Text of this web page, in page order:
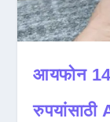
आयफोन 14
रुपयांसाठी